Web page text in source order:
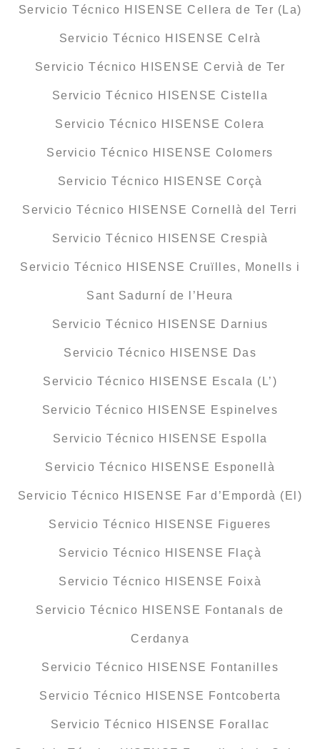
Servicio Técnico HISENSE Cellera de Ter (La)
Servicio Técnico HISENSE Celrà
Servicio Técnico HISENSE Cervià de Ter
Servicio Técnico HISENSE Cistella
Servicio Técnico HISENSE Colera
Servicio Técnico HISENSE Colomers
Servicio Técnico HISENSE Corçà
Servicio Técnico HISENSE Cornellà del Terri
Servicio Técnico HISENSE Crespià
Servicio Técnico HISENSE Cruïlles, Monells i
Sant Sadurní de l’Heura
Servicio Técnico HISENSE Darnius
Servicio Técnico HISENSE Das
Servicio Técnico HISENSE Escala (L’)
Servicio Técnico HISENSE Espinelves
Servicio Técnico HISENSE Espolla
Servicio Técnico HISENSE Esponellà
Servicio Técnico HISENSE Far d’Empordà (El)
Servicio Técnico HISENSE Figueres
Servicio Técnico HISENSE Flaçà
Servicio Técnico HISENSE Foixà
Servicio Técnico HISENSE Fontanals de
Cerdanya
Servicio Técnico HISENSE Fontanilles
Servicio Técnico HISENSE Fontcoberta
Servicio Técnico HISENSE Forallac